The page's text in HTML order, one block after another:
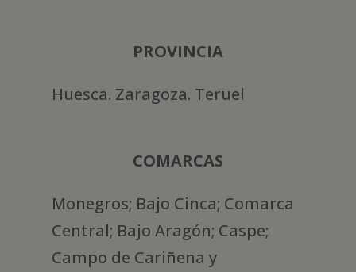
PROVINCIA
Huesca. Zaragoza. Teruel
COMARCAS
Monegros; Bajo Cinca; Comarca
Central; Bajo Aragón; Caspe;
Campo de Cariñena y